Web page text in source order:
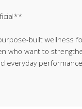
built wellness
who want to
everyday